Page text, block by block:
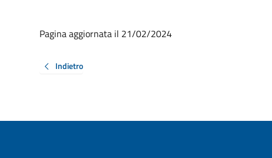
Pagina aggiornata il 21/02/2024
Indietro